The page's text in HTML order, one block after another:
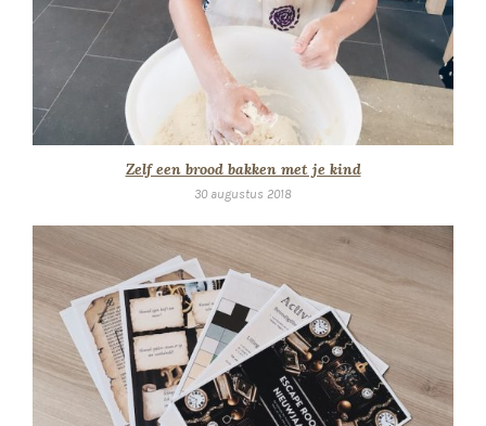
Zelf een brood bakken met je kind
30 augustus 2018